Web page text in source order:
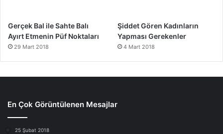
Gerçek Bal ile Sahte Balı
Ayırt Etmenin Püf Noktaları
29 Mart 2018
Şiddet Gören Kadınların
Yapması Gerekenler
4 Mart 2018
En Çok Görüntülenen Mesajlar
25 Şubat 2018